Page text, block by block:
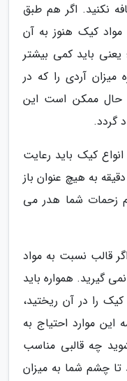
نکنید. اگر هم طبق
کیک هنوز به آن
باید کمی بیشتر
میزان آردی را که در
حال ممکن است این
گردد.
کیک باید رعایت
این است که در فر را قبل از 30 دقیقه به هیچ عنوان باز
زحمات شما هدر می
قالب نسبت به مواد
گیرید. همواره باید
را در آن ریختید،
این موارد احتیاج به
چه قالبی مناسب
چشم شما به میزان